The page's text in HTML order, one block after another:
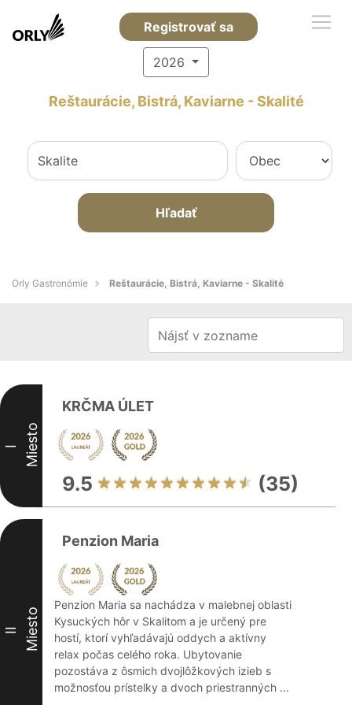
Registrovať sa
2026
Reštaurácie, Bistrá, Kaviarne - Skalité
Hľadať
Orly Gastronómie Reštaurácie, Bistrá, Kaviarne - Skalité
I Miesto
KRČMA ÚLET
9.5 (35)
II Miesto
Penzion Maria
Penzion Maria sa nachádza v malebnej oblasti
Kysuckých hôr v Skalitom a je určený pre
hostí, ktorí vyhľadávajú oddych a aktívny
relax počas celého roka. Ubytovanie
pozostáva z ôsmich dvojlôžkových izieb s
možnosťou prístelky a dvoch priestranných ...